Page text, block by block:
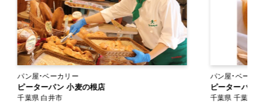
パン屋・ベーカリー
ピーターパン 小麦の根店
千葉県 白井市
パン屋・ベーカ
ピーターパン
千葉県 千葉市